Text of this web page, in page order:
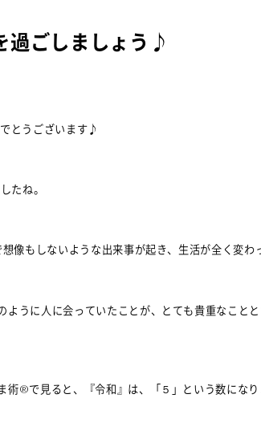
過ごしましょう♪
とうございます♪
たね。
像もしないような出来事が起き、生活が全く変わ
ように人に会っていたことが、とても貴重なこと
術®で見ると、『令和』は、「５」という数になり